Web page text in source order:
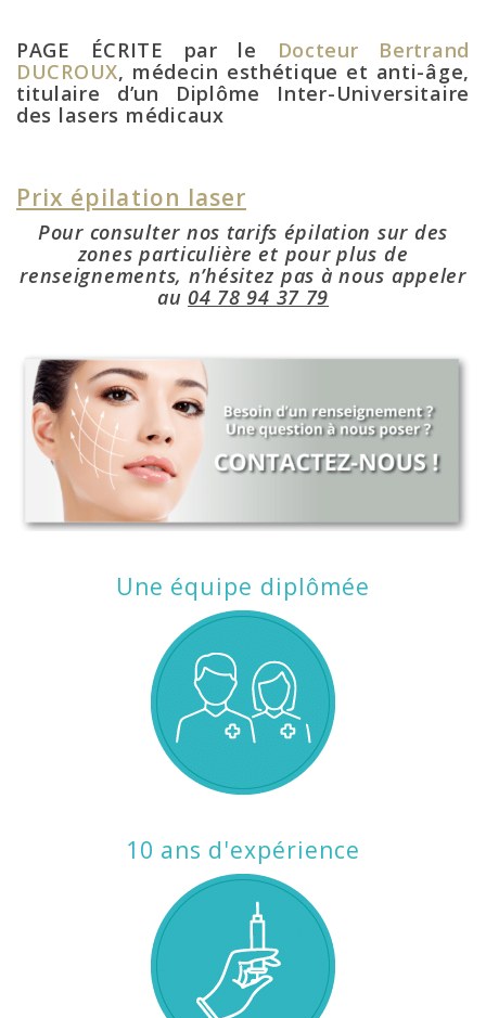
PAGE ÉCRITE par le
Docteur Bertrand
DUCROUX, médecin esthétique et anti-âge,
titulaire d’un Diplôme Inter-Universitaire
des lasers médicaux
Prix épilation laser
Pour consulter nos tarifs épilation sur des
zones particulière et pour plus de
renseignements, n’hésitez pas à nous appeler
au04 78 94 37 79
Une équipe diplômée
10 ans d'expérience